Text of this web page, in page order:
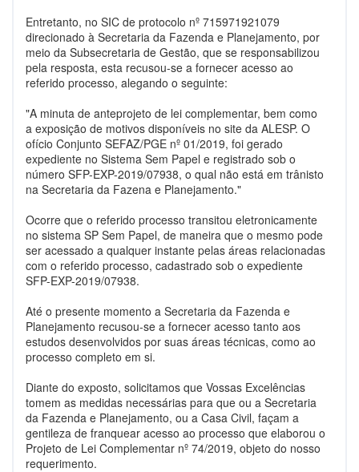
Entretanto, no SIC de protocolo nº 715971921079
direcionado à Secretaria da Fazenda e Planejamento, por
meio da Subsecretaria de Gestão, que se responsabilizou
pela resposta, esta recusou-se a fornecer acesso ao
referido processo, alegando o seguinte:
"A minuta de anteprojeto de lei complementar, bem como
a exposição de motivos disponíveis no site da ALESP. O
ofício Conjunto SEFAZ/PGE nº 01/2019, foi gerado
expediente no Sistema Sem Papel e registrado sob o
número SFP-EXP-2019/07938, o qual não está em trânisto
na Secretaria da Fazena e Planejamento."
Ocorre que o referido processo transitou eletronicamente
no sistema SP Sem Papel, de maneira que o mesmo pode
ser acessado a qualquer instante pelas áreas relacionadas
com o referido processo, cadastrado sob o expediente
SFP-EXP-2019/07938.
Até o presente momento a Secretaria da Fazenda e
Planejamento recusou-se a fornecer acesso tanto aos
estudos desenvolvidos por suas áreas técnicas, como ao
processo completo em si.
Diante do exposto, solicitamos que Vossas Excelências
tomem as medidas necessárias para que ou a Secretaria
da Fazenda e Planejamento, ou a Casa Civil, façam a
gentileza de franquear acesso ao processo que elaborou o
Projeto de Lei Complementar nº 74/2019, objeto do nosso
requerimento.